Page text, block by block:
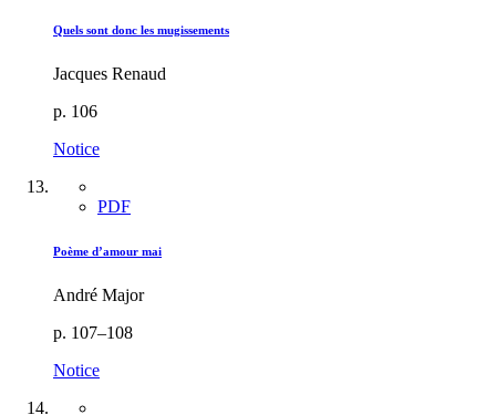
Quels sont donc les mugissements
Jacques Renaud
p. 106
Notice
PDF
Poème d’amour mai
André Major
p. 107–108
Notice